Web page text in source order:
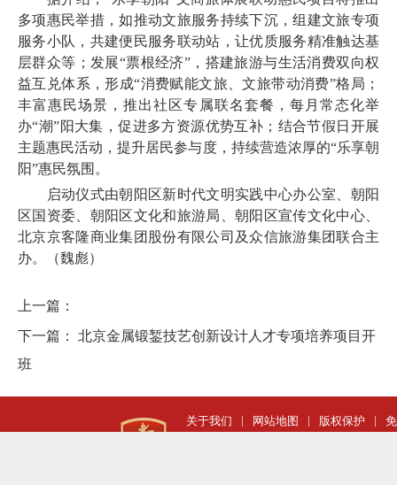
多项惠民举措，如推动文旅服务持续下沉，组建文旅专项
服务小队，共建便民服务联动站，让优质服务精准触达基
层群众等；发展“票根经济”，搭建旅游与生活消费双向权
益互兑体系，形成“消费赋能文旅、文旅带动消费”格局；
丰富惠民场景，推出社区专属联名套餐，每月常态化举
办“潮”阳大集，促进多方资源优势互补；结合节假日开展
主题惠民活动，提升居民参与度，持续营造浓厚的“乐享朝
阳”惠民氛围。
启动仪式由朝阳区新时代文明实践中心办公室、朝阳
区国资委、朝阳区文化和旅游局、朝阳区宣传文化中心、
北京京客隆商业集团股份有限公司及众信旅游集团联合主
办。（魏彪）
上一篇：
下一篇： 北京金属锻錾技艺创新设计人才专项培养项目开
班